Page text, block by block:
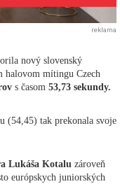
reklama
nový slovenský
halovom mítingu Czech
s časom 53,73 sekundy.
(54,45) tak prekonala svoje
Lukáša Kotalu zároveň
európskych juniorských